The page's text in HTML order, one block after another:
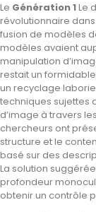
Le Génération 1Le
révolutionnaire
fusion de modèles
modèles avaient
manipulation
restait un
un recyclage
techniques sujettes
d’image à travers
chercheurs ont
structure et le
basé sur des
La solution
profondeur
obtenir un contrôle